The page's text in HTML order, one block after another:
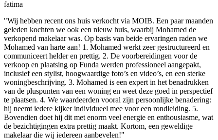
fatima
"Wij hebben recent ons huis verkocht via MOIB. Een paar maanden
geleden kochten we ook een nieuw huis, waarbij Mohamed de
verkopend makelaar was. Op basis van beide ervaringen raden we
Mohamed van harte aan! 1. Mohamed werkt zeer gestructureerd en
communiceert helder en prettig. 2. De voorbereidingen voor de
verkoop en plaatsing op Funda werden professioneel aangepakt,
inclusief een stylist, hoogwaardige foto’s en video’s, en een sterke
woningbeschrijving. 3. Mohamed is een expert in het benadrukken
van de pluspunten van een woning en weet deze goed in perspectief
te plaatsen. 4. We waardeerden vooral zijn persoonlijke benadering:
hij neemt iedere kijker individueel mee voor een rondleiding. 5.
Bovendien doet hij dit met enorm veel energie en enthousiasme, wat
de bezichtigingen extra prettig maakt. Kortom, een geweldige
makelaar die wij iedereen aanbevelen!"